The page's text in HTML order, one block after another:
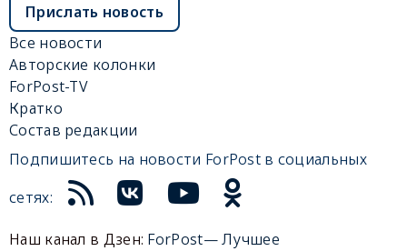
Прислать новость
Все новости
Авторские колонки
ForPost-TV
Кратко
Состав редакции
Подпишитесь на новости ForPost в социальных
сетях:
Наш канал в Дзен: ForPost— Лучшее